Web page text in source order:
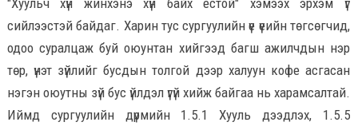
"Хуульч хүн жинхэнэ хүн байх ёстой" хэмээх эрхэм үг
сийлээстэй байдаг. Харин тус сургуулийн үе үеийн төгсөгчид,
одоо суралцаж буй оюунтан хийгээд багш ажилчдын нэр
төр, үнэт зүйлийг бусдын толгой дээр халуун кофе асгасан
нэгэн оюутны зүй бус үйлдэл үгүй хийж байгаа нь харамсалтай.
Иймд сургуулийн дүрмийн 1.5.1 Хууль дээдлэх, 1.5.5